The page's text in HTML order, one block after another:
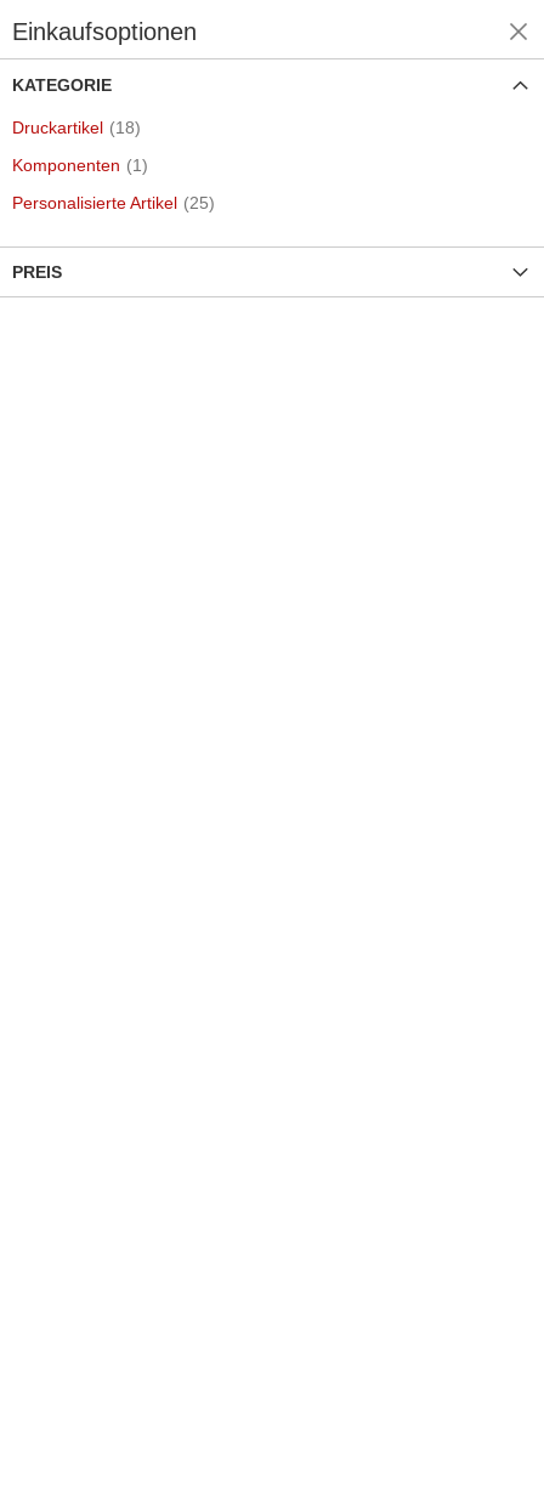
Einkaufsoptionen
KATEGORIE
Druckartikel 18Artikel
Komponenten
1Artikel
Personalisierte Artikel
25Artikel
PREIS